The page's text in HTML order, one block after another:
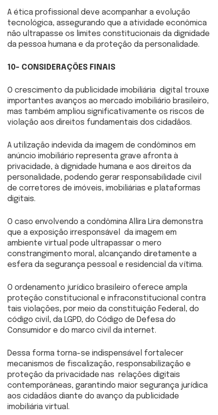
A ética profissional deve acompanhar a evolução
tecnológica, assegurando que a atividade econômica
não ultrapasse os limites constitucionais da dignidade
da pessoa humana e da proteção da personalidade.
10- CONSIDERAÇÕES FINAIS
O crescimento da publicidade imobiliária digital trouxe
importantes avanços ao mercado imobiliário brasileiro,
mas também ampliou significativamente os riscos de
violação aos direitos fundamentais dos cidadãos.
A utilização indevida da imagem de condôminos em
anúncio imobiliário representa grave afronta à
privacidade, à dignidade humana e aos direitos da
personalidade, podendo gerar responsabilidade civil
de corretores de imóveis, imobiliárias e plataformas
digitais.
O caso envolvendo a condômina Allira Lira demonstra
que a exposição irresponsável da imagem em
ambiente virtual pode ultrapassar o mero
constrangimento moral, alcançando diretamente a
esfera da segurança pessoal e residencial da vítima.
O ordenamento jurídico brasileiro oferece ampla
proteção constitucional e infraconstitucional contra
tais violações, por meio da constituição Federal, do
código civil, da LGPD, do Código de Defesa do
Consumidor e do marco civil da internet.
Dessa forma torna-se indispensável fortalecer
mecanismos de fiscalização, responsabilização e
proteção da privacidade nas relações digitais
contemporâneas, garantindo maior segurança jurídica
aos cidadãos diante do avanço da publicidade
imobiliária virtual.